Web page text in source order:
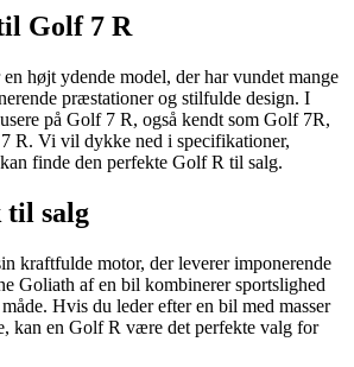
Golf 7 R
højt ydende model, der har vundet mange
præstationer og stilfulde design. I
på Golf 7 R, også kendt som Golf 7R,
R. Vi vil dykke ned i specifikationer,
finde den perfekte Golf R til salg.
til salg
kraftfulde motor, der leverer imponerende
Goliath af en bil kombinerer sportslighed
Hvis du leder efter en bil med masser
kan en Golf R være det perfekte valg for